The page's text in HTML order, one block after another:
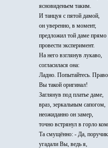
ясновиденьем таким.
И танцуя с пятой дамой,
он уверенно, в момент,
предложил той даме прямо
провести эксперимент.
На него взглянув лукаво,
согласилася она:
Ладно. Попытайтесь.
Вы такой оригинал!
Заглянув под платье даме,
враз, зеркальным сапогом,
неожиданно он замер,
точно встрянул в горло
Та смущённо: - Да,
угадали Вы, ведь я,